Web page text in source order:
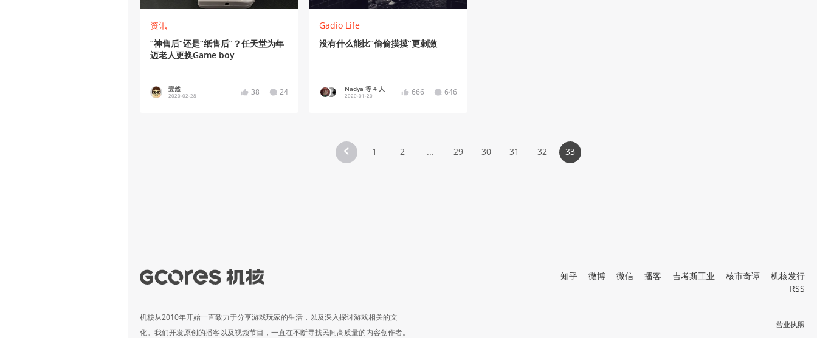
资讯
“神售后”还是“纸售后”？任天堂为年
迈老人更换Game boy
壹然
2020-02-28 38 24
Gadio Life
没有什么能比“偷偷摸摸”更刺激
Nadya 等 4 人
2020-01-20 666 646
1 2 ... 29 30 31 32 33
机核从2010年开始一直致力于分享游戏玩家的生活，以及深入探讨游戏相关的文
化。我们开发原创的播客以及视频节目，一直在不断寻找民间高质量的内容创作者。
知乎 微博 微信 播客 吉考斯工业 核市奇谭
机核发行
RSS
营业执照